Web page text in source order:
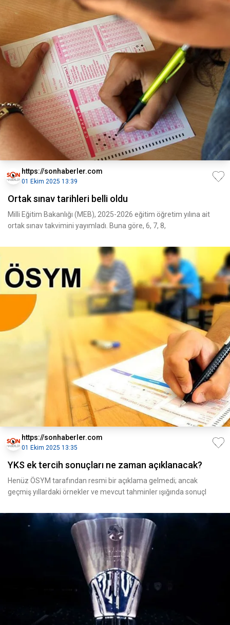
https://sonhaberler.com
01 Ekim 2025 13:39
Ortak sınav tarihleri belli oldu
Milli Eğitim Bakanlığı (MEB), 2025-2026 eğitim öğretim yılına ait
ortak sınav takvimini yayımladı. Buna göre, 6, 7, 8,
https://sonhaberler.com
01 Ekim 2025 13:35
YKS ek tercih sonuçları ne zaman açıklanacak?
Henüz ÖSYM tarafından resmi bir açıklama gelmedi; ancak
geçmiş yıllardaki örnekler ve mevcut tahminler ışığında sonuçl